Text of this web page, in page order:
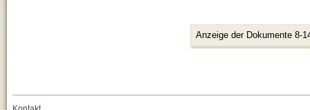
Anzeige der Dokumente 8-